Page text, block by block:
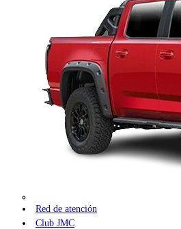
Red de atención
Club JMC